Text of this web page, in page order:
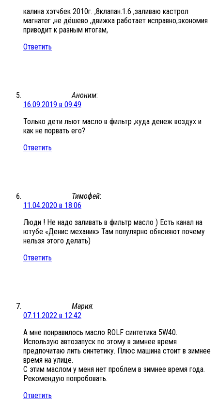
калина хэтчбек 2010г. ,8клапан.1.6 ,заливаю кастрол
магнатег ,не дёшево ,движка работает исправно,экономия
приводит к разным итогам,
Ответить
Аноним:
16.09.2019 в 09:49
Только дети льют масло в фильтр ,куда денеж воздух и
как не порвать его?
Ответить
Тимофей:
11.04.2020 в 18:06
Люди ! Не надо заливать в фильтр масло ) Есть канал на
ютубе «Денис механик» Там популярно обясняют почему
нельзя этого делать)
Ответить
Мария:
07.11.2022 в 12:42
А мне понравилось масло ROLF синтетика 5W40.
Использую автозапуск по этому в зимнее время
предпочитаю лить синтетику. Плюс машина стоит в зимнее
время на улице.
С этим маслом у меня нет проблем в зимнее время года.
Рекомендую попробовать.
Ответить